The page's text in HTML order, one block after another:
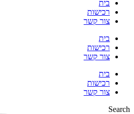
בית
רכישות
צור קשר
בית
רכישות
צור קשר
בית
רכישות
צור קשר
Search